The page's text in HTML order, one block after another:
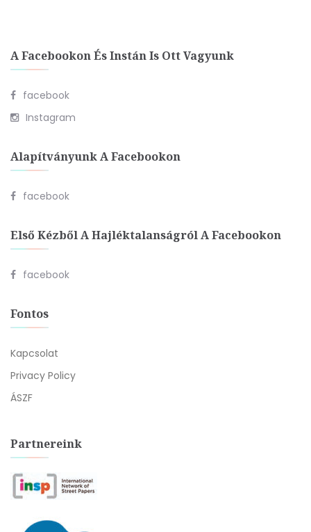
A Facebookon És Instán Is Ott Vagyunk
facebook
Instagram
Alapítványunk A Facebookon
facebook
Első Kézből A Hajléktalanságról A Facebookon
facebook
Fontos
Kapcsolat
Privacy Policy
ÁSZF
Partnereink